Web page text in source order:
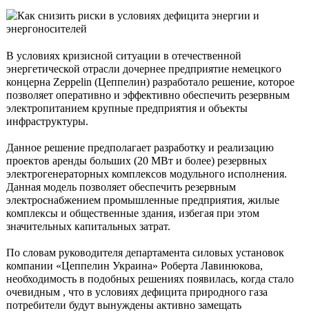
В условиях кризисной ситуации в отечественной
энергетической отрасли дочернее предприятие немецкого
концерна Zeppelin (Цеппелин) разработало решение, которое
позволяет оперативно и эффективно обеспечить резервным
электропитанием крупные предприятия и объекты
инфраструктуры.
Данное решение предполагает разработку и реализацию
проектов аренды больших (20 МВт и более) резервных
электрогенераторных комплексов модульного исполнения.
Данная модель позволяет обеспечить резервным
электроснабжением промышленные предприятия, жилые
комплексы и общественные здания, избегая при этом
значительных капитальных затрат.
По словам руководителя департамента силовых установок
компании «Цеппелин Украина» Роберта Лавинюкова,
необходимость в подобных решениях появилась, когда стало
очевидным , что в условиях дефицита природного газа
потребители будут вынуждены активно замещать